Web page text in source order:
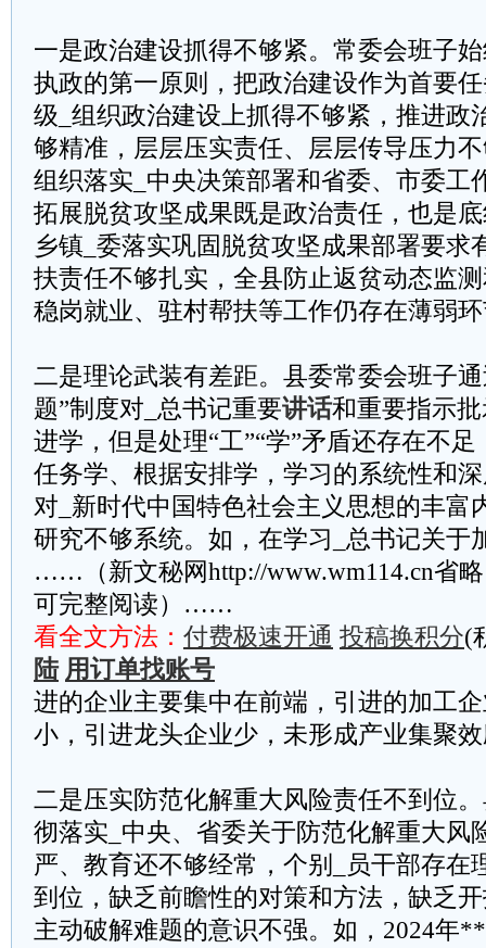
一是政治建设抓得不够紧。常委会班子
执政的第一原则，把政治建设作为首要
级_组织政治建设上抓得不够紧，推进政
够精准，层层压实责任、层层传导压力
组织落实_中央决策部署和省委、市委工
拓展脱贫攻坚成果既是政治责任，也是
乡镇_委落实巩固脱贫攻坚成果部署要求
扶责任不够扎实，全县防止返贫动态监
稳岗就业、驻村帮扶等工作仍存在薄弱
二是理论武装有差距。县委常委会班子
题”制度对_总书记重要讲话和重要指示
进学，但是处理“工”“学”矛盾还存在不
任务学、根据安排学，学习的系统性和
对_新时代中国特色社会主义思想的丰富
研究不够系统。如，在学习_总书记关于
……（新文秘网http://www.wm114.cn省
可完整阅读）……
看全文方法： 付费极速开通 投稿换积分(
陆 用订单找账号
进的企业主要集中在前端，引进的加工
小，引进龙头企业少，未形成产业集聚
二是压实防范化解重大风险责任不到位
彻落实_中央、省委关于防范化解重大风
严、教育还不够经常，个别_员干部存在
到位，缺乏前瞻性的对策和方法，缺乏
主动破解难题的意识不强。如，2024年